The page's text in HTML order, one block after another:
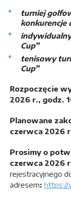
turniej
konkurencje
Cup”
tenisowy
Cup”
Rozpoczęcie
2026 r., godz.
Planowane
czerwca 2026
Prosimy o
czerwca 2026
rejestracyjnego
adresem: https://